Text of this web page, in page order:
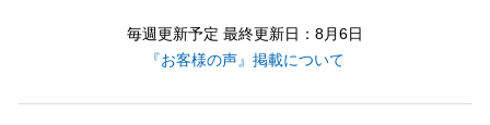
毎週更新予定 最終更新日：8月6日
『お客様の声』掲載について